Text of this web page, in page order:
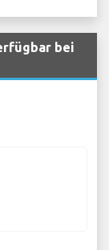
bei